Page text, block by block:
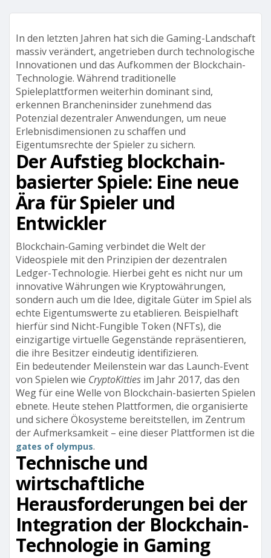
In den letzten Jahren hat sich die Gaming-Landschaft
massiv verändert, angetrieben durch technologische
Innovationen und das Aufkommen der Blockchain-
Technologie. Während traditionelle
Spieleplattformen weiterhin dominant sind,
erkennen Brancheninsider zunehmend das
Potenzial dezentraler Anwendungen, um neue
Erlebnisdimensionen zu schaffen und
Eigentumsrechte der Spieler zu sichern.
Der Aufstieg blockchain-
basierter Spiele: Eine neue
Ära für Spieler und
Entwickler
Blockchain-Gaming verbindet die Welt der
Videospiele mit den Prinzipien der dezentralen
Ledger-Technologie. Hierbei geht es nicht nur um
innovative Währungen wie Kryptowährungen,
sondern auch um die Idee, digitale Güter im Spiel als
echte Eigentumswerte zu etablieren. Beispielhaft
hierfür sind Nicht-Fungible Token (NFTs), die
einzigartige virtuelle Gegenstände repräsentieren,
die ihre Besitzer eindeutig identifizieren.
Ein bedeutender Meilenstein war das Launch-Event
von Spielen wie CryptoKitties im Jahr 2017, das den
Weg für eine Welle von Blockchain-basierten Spielen
ebnete. Heute stehen Plattformen, die organisierte
und sichere Ökosysteme bereitstellen, im Zentrum
der Aufmerksamkeit – eine dieser Plattformen ist die
gates of olympus.
Technische und
wirtschaftliche
Herausforderungen bei der
Integration der Blockchain-
Technologie in Gaming